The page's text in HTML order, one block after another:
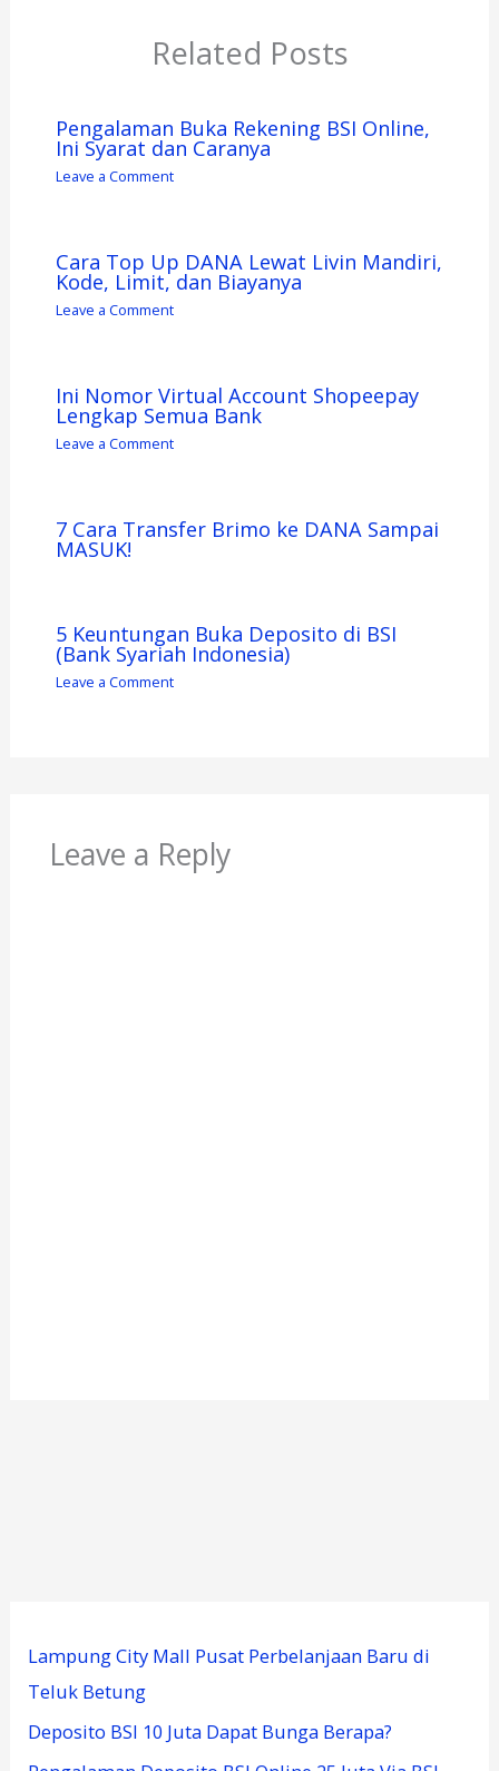
Related Posts
Pengalaman Buka Rekening BSI Online,
Ini Syarat dan Caranya
Leave a Comment
Cara Top Up DANA Lewat Livin Mandiri,
Kode, Limit, dan Biayanya
Leave a Comment
Ini Nomor Virtual Account Shopeepay
Lengkap Semua Bank
Leave a Comment
7 Cara Transfer Brimo ke DANA Sampai
MASUK!
5 Keuntungan Buka Deposito di BSI
(Bank Syariah Indonesia)
Leave a Comment
Leave a Reply
Lampung City Mall Pusat Perbelanjaan Baru di
Teluk Betung
Deposito BSI 10 Juta Dapat Bunga Berapa?